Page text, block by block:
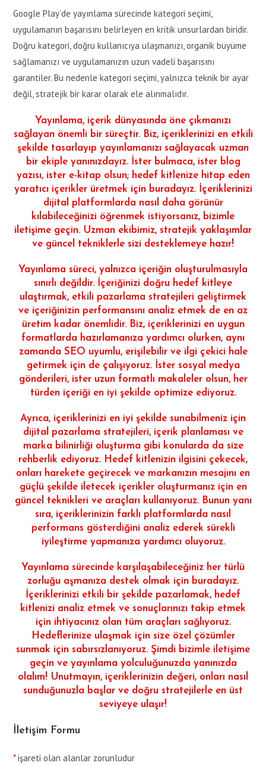
Google Play’de yayınlama sürecinde kategori seçimi,
uygulamanın başarısını belirleyen en kritik unsurlardan biridir.
Doğru kategori, doğru kullanıcıya ulaşmanızı, organik büyüme
sağlamanızı ve uygulamanızın uzun vadeli başarısını
garantiler. Bu nedenle kategori seçimi, yalnızca teknik bir ayar
değil, stratejik bir karar olarak ele alınmalıdır.
Yayınlama, içerik dünyasında öne çıkmanızı
sağlayan önemli bir süreçtir. Biz, içeriklerinizi en etkili
şekilde tasarlayıp yayınlamanızı sağlayacak uzman
bir ekiple yanınızdayız. İster bulmaca, ister blog
yazısı, ister e-kitap olsun; hedef kitlenize hitap eden
yaratıcı içerikler üretmek için buradayız. İçeriklerinizi
dijital platformlarda nasıl daha görünür
kılabileceğinizi öğrenmek istiyorsanız, bizimle
iletişime geçin. Uzman ekibimiz, stratejik yaklaşımlar
ve güncel tekniklerle sizi desteklemeye hazır!
Yayınlama süreci, yalnızca içeriğin oluşturulmasıyla
sınırlı değildir. İçeriğinizi doğru hedef kitleye
ulaştırmak, etkili pazarlama stratejileri geliştirmek
ve içeriğinizin performansını analiz etmek de en az
üretim kadar önemlidir. Biz, içeriklerinizi en uygun
formatlarda hazırlamanıza yardımcı olurken, aynı
zamanda SEO uyumlu, erişilebilir ve ilgi çekici hale
getirmek için de çalışıyoruz. İster sosyal medya
gönderileri, ister uzun formatlı makaleler olsun, her
türden içeriği en iyi şekilde optimize ediyoruz.
Ayrıca, içeriklerinizi en iyi şekilde sunabilmeniz için
dijital pazarlama stratejileri, içerik planlaması ve
marka bilinirliği oluşturma gibi konularda da size
rehberlik ediyoruz. Hedef kitlenizin ilgisini çekecek,
onları harekete geçirecek ve markanızın mesajını en
güçlü şekilde iletecek içerikler oluşturmanız için en
güncel teknikleri ve araçları kullanıyoruz. Bunun yanı
sıra, içeriklerinizin farklı platformlarda nasıl
performans gösterdiğini analiz ederek sürekli
iyileştirme yapmanıza yardımcı oluyoruz.
Yayınlama sürecinde karşılaşabileceğiniz her türlü
zorluğu aşmanıza destek olmak için buradayız.
İçeriklerinizi etkili bir şekilde pazarlamak, hedef
kitlenizi analiz etmek ve sonuçlarınızı takip etmek
için ihtiyacınız olan tüm araçları sağlıyoruz.
Hedeflerinize ulaşmak için size özel çözümler
sunmak için sabırsızlanıyoruz. Şimdi bizimle iletişime
geçin ve yayınlama yolculuğunuzda yanınızda
olalım! Unutmayın, içeriklerinizin değeri, onları nasıl
sunduğunuzla başlar ve doğru stratejilerle en üst
seviyeye ulaşır!
İletişim Formu
*işareti olan alanlar zorunludur